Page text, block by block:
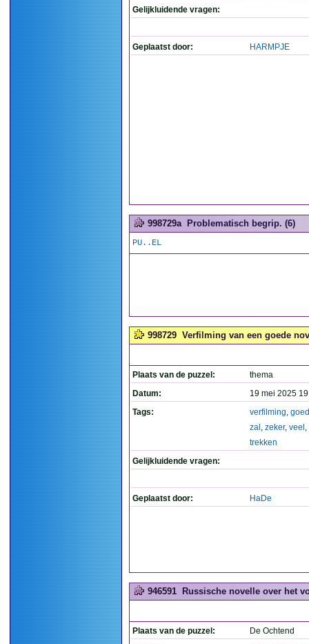
Gelijkluidende vragen:
Geplaatst door: HARMPJE
998729a Problematisch begrip. (6)
PU..EL
998729 Verfilming van een goede
Plaats van de puzzel:
thema
Datum:
19 mei 2025
Tags:
verfilming,
zal , zeker, veel ,
trekken
Gelijkluidende vragen:
Geplaatst door: HaDe
946591 Russische novelle over het
Plaats van de puzzel:
De Ochtend